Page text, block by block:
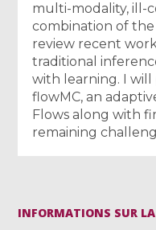
multi-modality, ill-
combination of the
review recent
traditional
with learning. I
flowMC, an
Flows along with
remaining
INFORMATIONS SUR